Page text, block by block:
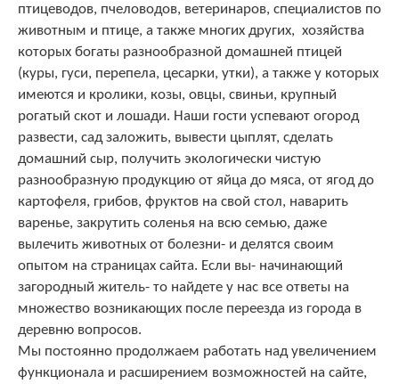
птицеводов, пчеловодов, ветеринаров, специалистов по
животным и птице, а также многих других, хозяйства
которых богаты разнообразной домашней птицей
(куры, гуси, перепела, цесарки, утки), а также у которых
имеются и кролики, козы, овцы, свиньи, крупный
рогатый скот и лошади. Наши гости успевают огород
развести, сад заложить, вывести цыплят, сделать
домашний сыр, получить экологически чистую
разнообразную продукцию от яйца до мяса, от ягод до
картофеля, грибов, фруктов на свой стол, наварить
варенье, закрутить соленья на всю семью, даже
вылечить животных от болезни- и делятся своим
опытом на страницах сайта. Если вы- начинающий
загородный житель- то найдете у нас все ответы на
множество возникающих после переезда из города в
деревню вопросов.
Мы постоянно продолжаем работать над увеличением
функционала и расширением возможностей на сайте,